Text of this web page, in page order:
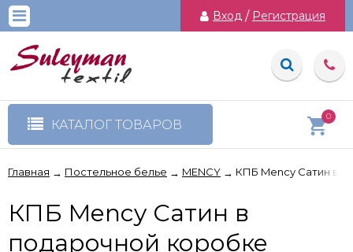
Вход / Регистрация
КАТАЛОГ ТОВАРОВ
0
Главная → Постельное белье → MENCY → КПБ Mency Сатин в
КПБ Mency Сатин в
подарочной коробке